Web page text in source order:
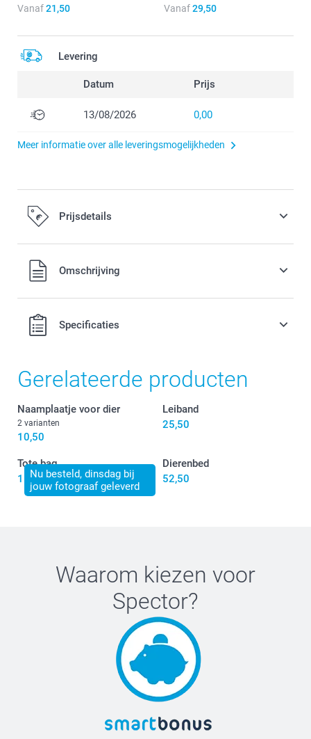
Vanaf21,50 Vanaf29,50
Levering
Datum Prijs
13/08/2026 0,00
Meer informatie over alle leveringsmogelijkheden
Prijsdetails
Alle prijzen zijn inclusief BTW
Omschrijving
Specificaties
Nieuw!
Gerelateerde producten
Naamplaatje voor dier
2 varianten
10,50
Leiband
25,50
Nu besteld, dinsdag bij
jouw fotograaf geleverd
Tote bag
15,50
Dierenbed
52,50
Waarom kiezen voor
Spector?